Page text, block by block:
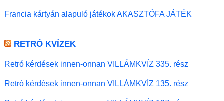
Francia kártyán alapuló játékok AKASZTÓFA JÁTÉK
RETRÓ KVÍZEK
Retró kérdések innen-onnan VILLÁMKVÍZ 335. rész
Retró kérdések innen-onnan VILLÁMKVÍZ 135. rész